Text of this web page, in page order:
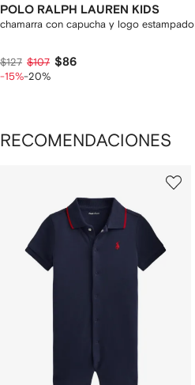
POLO RALPH LAUREN KIDS
chamarra con capucha y logo estampado
$127 $107 $86
-15%-20%
RECOMENDACIONES